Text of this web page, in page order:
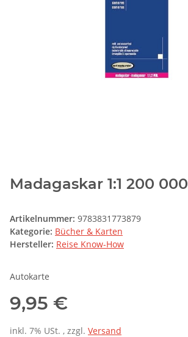
Madagaskar 1:1 200 000
Artikelnummer: 9783831773879
Kategorie: Bücher & Karten
Hersteller: Reise Know-How
Autokarte
9,95 €
inkl. 7% USt. , zzgl. Versand